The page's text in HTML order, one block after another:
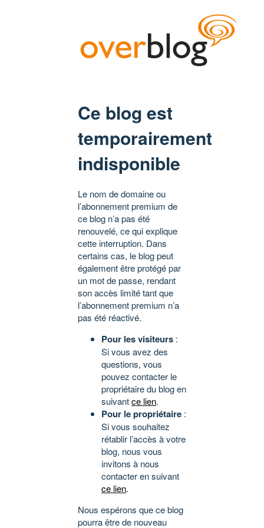
Ce blog est
temporairement
indisponible
Le nom de domaine ou
l’abonnement premium de
ce blog n’a pas été
renouvelé, ce qui explique
cette interruption. Dans
certains cas, le blog peut
également être protégé par
un mot de passe, rendant
son accès limité tant que
l’abonnement premium n’a
pas été réactivé.
Pour les visiteurs :
Si vous avez des
questions, vous
pouvez contacter le
propriétaire du blog en
suivantce lien.
Pour le propriétaire :
Si vous souhaitez
rétablir l’accès à votre
blog, nous vous
invitons à nous
contacter en suivant
ce lien.
Nous espérons que ce blog
pourra être de nouveau